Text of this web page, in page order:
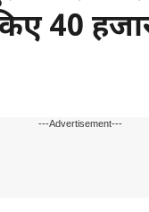
40
---Advertisement---